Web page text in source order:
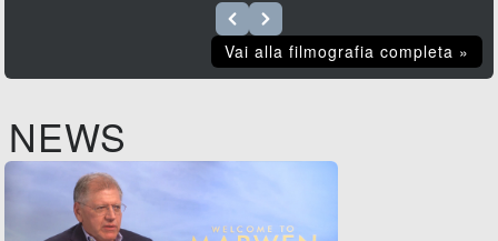
Vai alla filmografia completa »
NEWS